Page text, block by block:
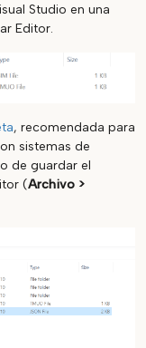
Studio en una
Editor.
, recomendada para
sistemas de
de guardar el
(Archivo >